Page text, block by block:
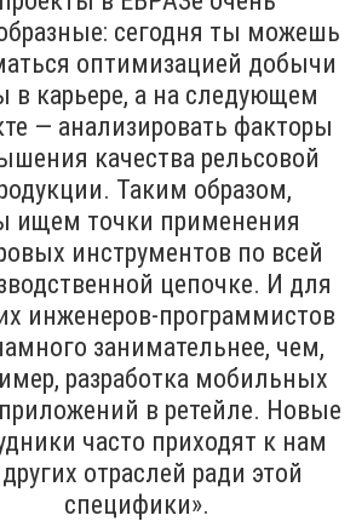
сегодня ты можешь
оптимизацией добычи
в карьере, а на следующем
— анализировать факторы
качества рельсовой
Таким образом,
ищем точки применения
инструментов по всей
цепочке. И для
инженеров-программистов
занимательнее, чем,
разработка мобильных
в ретейле. Новые
часто приходят к нам
отраслей ради этой
специфики».